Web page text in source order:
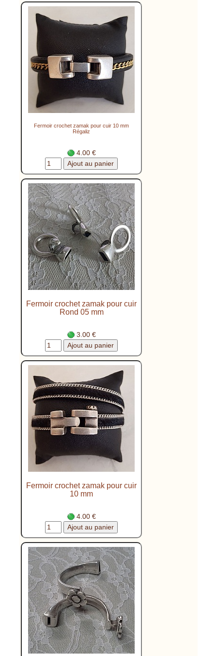
Fermoir crochet zamak pour cuir 10 mm
Régaliz
4.00 €
Fermoir crochet zamak pour cuir
Rond 05 mm
3.00 €
Fermoir crochet zamak pour cuir
10 mm
4.00 €